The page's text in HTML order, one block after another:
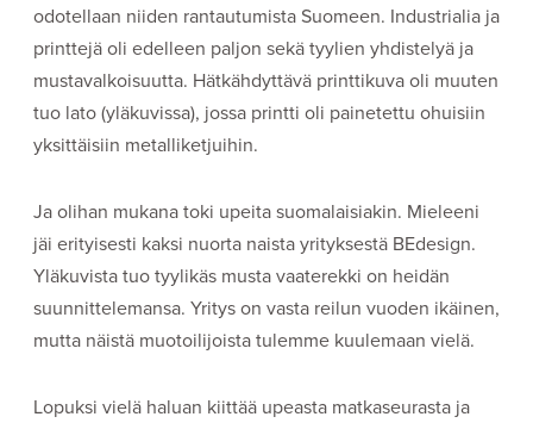
odotellaan niiden rantautumista Suomeen. Industrialia ja
printtejä oli edelleen paljon sekä tyylien yhdistelyä ja
mustavalkoisuutta. Hätkähdyttävä printtikuva oli muuten
tuo lato (yläkuvissa), jossa printti oli painetettu ohuisiin
yksittäisiin metalliketjuihin.
Ja olihan mukana toki upeita suomalaisiakin. Mieleeni
jäi erityisesti kaksi nuorta naista yrityksestä BEdesign.
Yläkuvista tuo tyylikäs musta vaaterekki on heidän
suunnittelemansa. Yritys on vasta reilun vuoden ikäinen,
mutta näistä muotoilijoista tulemme kuulemaan vielä.
Lopuksi vielä haluan kiittää upeasta matkaseurasta ja